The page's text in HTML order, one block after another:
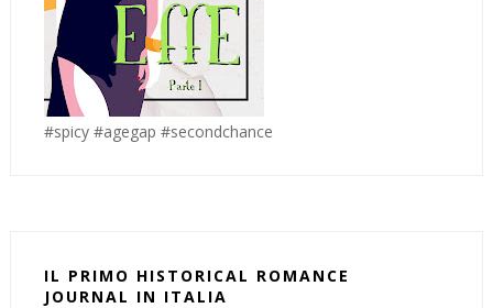
#spicy #agegap #secondchance
IL PRIMO HISTORICAL ROMANCE
JOURNAL IN ITALIA